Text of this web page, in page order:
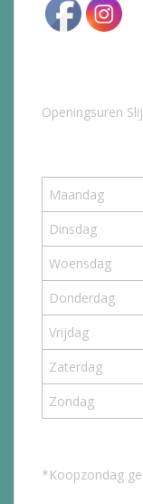
Openingsuren
Maandag
Dinsdag
Woensdag
Donderdag
Vrijdag
Zaterdag
Zondag
*Koopzondag